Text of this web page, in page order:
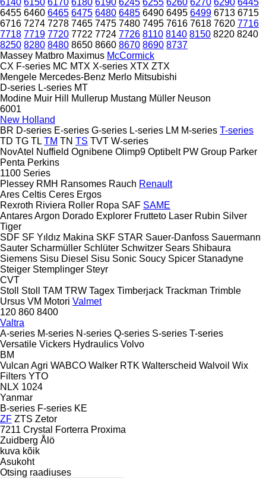
6455 6460 6465 6475 6480 6485 6490 6495 6499 6713 6715
6716 7274 7278 7465 7475 7480 7495 7616 7618 7620 7716
7718 7719 7720 7722 7724 7726 8110 8140 8150 8220 8240
8250 8280 8480 8650 8660 8670 8690 8737
Massey Matbro Maximus McCormick
CX F-series MC MTX X-series XTX ZTX
Mengele Mercedes-Benz Merlo Mitsubishi
D-series L-series MT
Modine Muir Hill Mullerup Mustang Müller Neuson
6001
New Holland
BR D-series E-series G-series L-series LM M-series T-series
TD TG TL TM TN TS TVT W-series
NovAtel Nuffield Ognibene Olimp9 Optibelt PW Group Parker
Penta Perkins
1100 Series
Plessey RMH Ransomes Rauch Renault
Ares Celtis Ceres Ergos
Rexroth Riviera Roller Ropa SAF SAME
AntaresArgon Dorado Explorer Frutteto Laser Rubin Silver
Tiger
SDF SF Yıldız Makina SKF STAR Sauer-Danfoss Sauermann
Sauter Scharmüller Schlüter Schwitzer Sears Shibaura
Siemens Sisu Diesel Sisu Sonic Soucy Spicer Stanadyne
Steiger Stemplinger Steyr
CVT
Stoll
Stoll TAM TRW Tagex Timberjack Trackman Trimble
Ursus VM Motori Valmet
120 860 8400
Valtra
A-series M-series N-series Q-series S-series T-series
Versatile Vickers Hydraulics Volvo
BM
Vulcan Agri WABCO Walker RTK Walterscheid Walvoil Wix
Filters YTO
NLX 1024
Yanmar
B-series F-series KE
ZF ZTS Zetor
7211 Crystal Forterra Proxima
Zuidberg Ålö
kuva kõik
Asukoht
Otsing raadiuses